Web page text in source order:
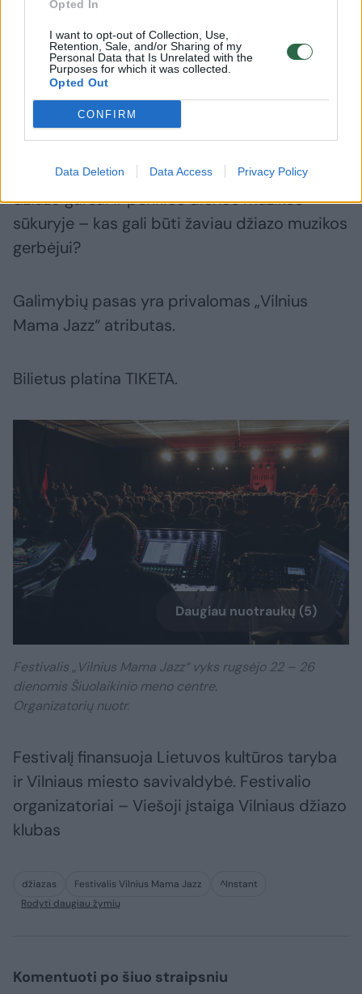
Opted In
I want to opt-out of Collection, Use,
Retention, Sale, and/or Sharing of my
Personal Data that Is Unrelated with the
Purposes for which it was collected.
Opted Out
CONFIRM
Data Deletion Data Access Privacy Policy
ir Amerikos džiazo pasaulis
prekyboje. Vardinės vietos salėje, šiuolaikinio
džiazo garsai ir penkios dienos muzikos
sūkuryje – kas gali būti žaviau džiazo muzikos
gerbėjui?
Galimybių pasas yra privalomas „Vilnius
Mama Jazz“ atributas.
Bilietus platina TIKETA.
Daugiau nuotraukų (5)
Festivalis „Vilnius Mama Jazz“ vyks rugsėjo 22 – 26
dienomis Šiuolaikinio meno centre.
Organizatorių nuotr.
Festivalį finansuoja Lietuvos kultūros taryba
ir Vilniaus miesto savivaldybė. Festivalio
organizatoriai – Viešoji įstaiga Vilniaus džiazo
klubas
džiazas Festivalis Vilnius Mama Jazz
^Instant
Rodyti daugiau žymių
Komentuoti po šiuo straipsniu